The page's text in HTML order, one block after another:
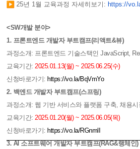
25년 1월 교육과정 자세히보기: https://
<SW개발 분야>
1. 프론트엔드 개발자 부트캠프(리액트&뷰)
과정소개: 프론트엔드 기술스택인 JavaScript,
교육기간:2025.01.13(월) ~ 2025.06.25(수)
신청바로가기: https://vo.la/BqVmYo
2. 백엔드 개발자 부트캠프(스프링)
과정소개: 웹 기반 서비스와 플랫폼 구축, 채용
교육기간:2025.01.20(월) ~ 2025.06.05(목)
신청바로가기: https://vo.la/RGnmlI
3. AI 소프트웨어 개발자 부트캠프(RAG&랭체인)